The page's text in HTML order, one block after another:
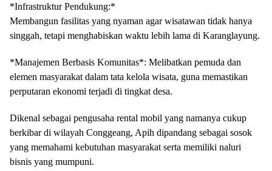
*​Infrastruktur Pendukung:*
Membangun fasilitas yang nyaman agar wisatawan tidak hanya
singgah, tetapi menghabiskan waktu lebih lama di Karanglayung.
*​Manajemen Berbasis Komunitas*: Melibatkan pemuda dan
elemen masyarakat dalam tata kelola wisata, guna memastikan
perputaran ekonomi terjadi di tingkat desa.
​Dikenal sebagai pengusaha rental mobil yang namanya cukup
berkibar di wilayah Conggeang, Apih dipandang sebagai sosok
yang memahami kebutuhan masyarakat serta memiliki naluri
bisnis yang mumpuni.